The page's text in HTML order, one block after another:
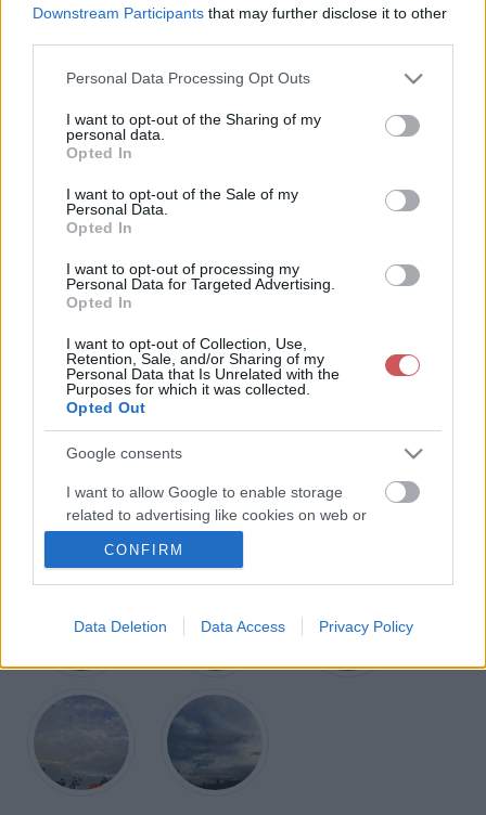
Downstream Participants that may further disclose it to other
Please note that this website/app uses one or more Google
not limited to your visit or usage behaviour. You may click to
grant or deny consent to Google and its third-party tags to
use your data for below specified purposes in below Google
consent section.
Personal Data Processing Opt Outs
I want to opt-out of the Sharing of my
personal data.
Opted In
I want to opt-out of the Sale of my
Personal Data.
Opted In
I want to opt-out of processing my
Personal Data for Targeted Advertising.
Opted In
I want to opt-out of Collection, Use,
Retention, Sale, and/or Sharing of my
Personal Data that Is Unrelated with the
Purposes for which it was collected.
Opted Out
Google consents
I want to allow Google to enable storage
related to advertising like cookies on web or
I want to allow my user data to be sent to
personalized advertising.
I want to allow Google to enable storage
related to analytics like cookies on web or
device identifiers in apps.
CONFIRM
Data Deletion Data Access Privacy Policy
kezdődő kiszáradásával jön létre. Olyan esetekben kell megadni, amikor a
felhőréteg nagy része elég vékony ahhoz, hogy a Nap és a Hold fénye
átlátszódjon rajta, ami megcsillantva a gomolyos szerkezet kontúrjait,
úszó jégtáblákéhoz. Mivel leépülő stádiumú középmagas felhőről van szó,
csapadék nem hullik belőle.
További Középszintű felhők (Cm)